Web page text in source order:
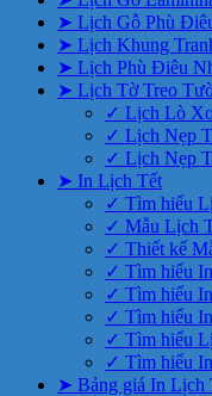
➤ Lịch Gỗ Phù
➤ Lịch Khung
➤ Lịch Phù Điêu
➤ Lịch Tờ Treo
✓ Lịch Lò
✓ Lịch Nẹp
✓ Lịch Nẹp
➤ In Lịch Tết
✓ Tìm hiểu
✓ Mẫu Lịch
✓ Thiết kế
✓ Tìm hiểu
✓ Tìm hiểu
✓ Tìm hiểu
✓ Tìm hiểu
✓ Tìm hiểu
➤ Bảng giá In Lịch